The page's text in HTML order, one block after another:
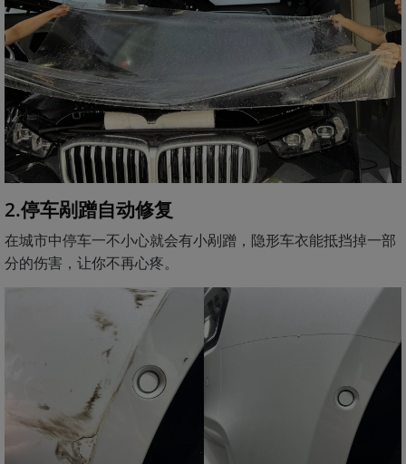
2.停车剐蹭自动修复
在城市中停车一不小心就会有小剐蹭，隐形车衣能抵挡掉一部
分的伤害，让你不再心疼。